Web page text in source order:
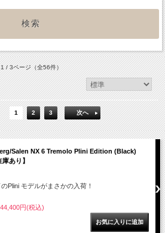
1 / 3ページ（全56件）
1 2 3 次へ
Salen NX 6 Tremolo Plini Edition (Black)
あり】
Plini モデルがまさかの入荷！
円(税込)